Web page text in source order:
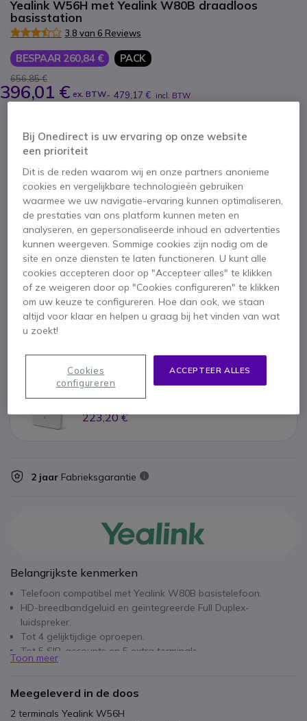
Yealink W56H met Yealink W80B draadloos
basisstation
3.8 van 6 Reviews
BESPAAR 260,84 € PACK
656,85 €
396,01 € ex. BTW- 479,17 € incl. BTW
IN WINKELWAGEN
OFFERTE BINNEN 4 UUR
100+ producten in platformvoorraad
Levering:5-7 dagen
Dit pakket bevat:
x2 Yealink W56H Draadloze DECT IP Telefoon
Yealink W80B DECT basis
223,20 €
2 jaar Fabrieksgarantie
Belangrijkste kenmerken
Telefoon compatibel met Yealink W80B basistelefoon.
HD-breedbandgeluid en geïntegreerde Full Duplex-
luidspreker.
Tot 4 gelijktijdige oproepen.
Tot 5 SIP-accounts en 5 extra terminals.
2 4-inch kleurendisplay
Snel opladen
Aansluiting headset 3 5 mm.
Toon meer
Meegeleverd in de doos
2 terminals Yealink W56H
Bij Onedirect is uw ervaring op onze website
een prioriteit
Dit is de reden waarom wij en onze partners anonieme
cookies en vergelijkbare technologieën gebruiken
waarmee we uw navigatie-ervaring kunnen optimaliseren,
de prestaties van ons platform kunnen meten en
analyseren, en gepersonaliseerde inhoud en advertenties
kunnen weergeven. Sommige cookies zijn nodig om de
site en onze diensten te laten functioneren. U kunt alle
cookies accepteren door op "Accepteer alles" te klikken
of ze weigeren door op "Cookies configureren" te klikken
om uw keuze te configureren. Hoe dan ook, we staan
altijd voor klaar en helpen u graag bij het vinden van wat
u zoekt!
ACCEPTEER ALLES
Cookies
configureren